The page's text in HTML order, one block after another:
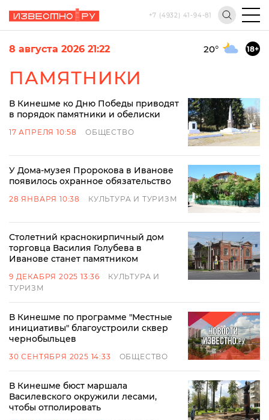
+7 (4932) 41-94-81
8 августа 2026 21:22 20° 18+
ПАМЯТНИКИ
В Кинешме ко Дню Победы приводят
в порядок памятники и обелиски
17 АПРЕЛЯ 10:58 ОБЩЕСТВО
У Дома-музея Пророкова в Иванове
появилось охранное обязательство
28 ЯНВАРЯ 10:38 КУЛЬТУРА И ТУРИЗМ
Столетний краснокирпичный дом
торговца Василия Голубева в
Иванове станет памятником
9 ДЕКАБРЯ 2025 13:36
КУЛЬТУРА И
ТУРИЗМ
В Кинешме по программе "Местные
инициативы" благоустроили сквер
чернобыльцев
30 СЕНТЯБРЯ 2025 14:33 ОБЩЕСТВО
В Кинешме бюст маршала
Василевского окружили лесами,
чтобы отполировать